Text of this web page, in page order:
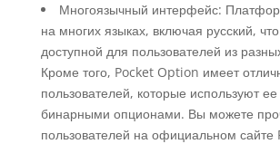
Многоязычный интерфейс:
на многих языках, включая русский,
доступной для пользователей из
Кроме того, Pocket Option имеет
пользователей, которые используют
бинарными опционами. Вы можете
пользователей на официальном